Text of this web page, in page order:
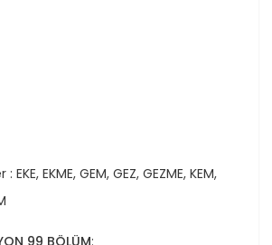
EKME, GEM, GEZ, GEZME, KEM,
99 BÖLÜM: